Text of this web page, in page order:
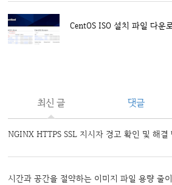
CentOS ISO 설치 파일 다운
최신 글 댓글
NGINX HTTPS SSL 지시자 경고 확인 및 해결
시간과 공간을 절약하는 이미지 파일 용량 줄